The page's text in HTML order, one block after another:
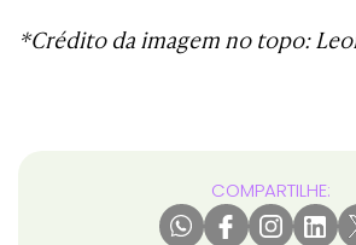
*Crédito da imagem no topo:
COMPARTILHE: